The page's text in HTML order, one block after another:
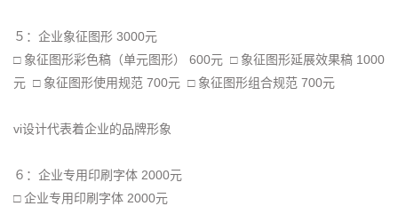
５：企业象征图形 3000元
□ 象征图形彩色稿（单元图形） 600元 □ 象征图形延展效果稿 1000
元 □ 象征图形使用规范 700元 □ 象征图形组合规范 700元
vi设计代表着企业的品牌形象
６：企业专用印刷字体 2000元
□ 企业专用印刷字体 2000元